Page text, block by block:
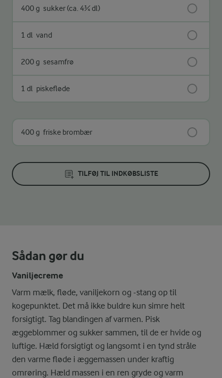
400 g sukker (ca. 4¾ dl)
1 dl vand
200 g sesamfrø
1 dl piskefløde
400 g friske brombær
TILFØJ TIL INDKØBSLISTE
Sådan gør du
Vaniljecreme
Varm mælk, fløde, vaniljekorn og -stang op til
kogepunktet. Det må ikke buldre kun simre helt
forsigtigt. Tag blandingen af varmen. Pisk
æggeblommer og sukker sammen, til de er hvide og
luftige. Hæld forsigtigt og langsomt i en tynd stråle
den varme fløde i æggemassen under kraftig
omrøring. Hæld massen i en ren gryde og varm